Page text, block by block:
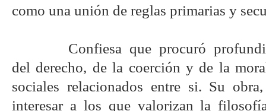
como una unión de reglas primarias y
Confiesa que procuró
del derecho, de la coerción y de la
sociales relacionados entre si. Su
interesar a los que valorizan la